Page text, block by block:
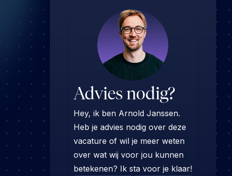
Advies nodig?
Hey, ik ben Arnold Janssen.
Heb je advies nodig over deze
vacature of wil je meer weten
over wat wij voor jou kunnen
betekenen? Ik sta voor je klaar!